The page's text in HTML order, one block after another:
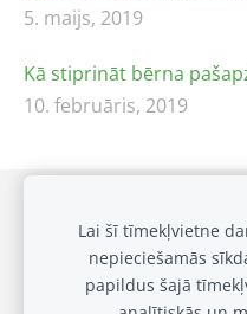
5. maijs, 2019
Kā stiprināt bērna
10. februāris, 2019
Lai šī tīmekļvietne
nepieciešamās
papildus šajā